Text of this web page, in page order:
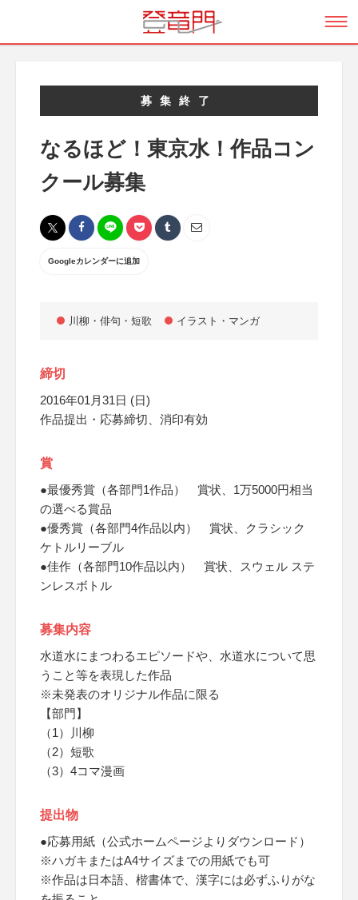
募集終了
なるほど！東京水！作品コン
クール募集
Googleカレンダーに追加
川柳・俳句・短歌 イラスト・マンガ
締切
2016年01月31日 (日)
作品提出・応募締切、消印有効
賞
●最優秀賞（各部門1作品） 賞状、1万5000円相当
の選べる賞品
●優秀賞（各部門4作品以内） 賞状、クラシック
ケトルリーブル
●佳作（各部門10作品以内） 賞状、スウェル ステ
ンレスボトル
募集内容
水道水にまつわるエピソードや、水道水について思
うこと等を表現した作品
※未発表のオリジナル作品に限る
【部門】
（1）川柳
（2）短歌
（3）4コマ漫画
提出物
●応募用紙（公式ホームページよりダウンロード）
※ハガキまたはA4サイズまでの用紙でも可
※作品は日本語、楷書体で、漢字には必ずふりがな